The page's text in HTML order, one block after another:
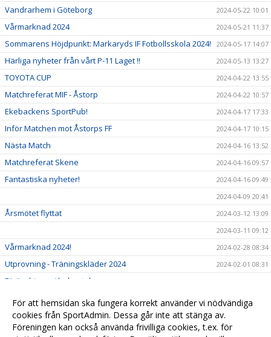
Vandrarhem i Göteborg 2024-05-22 10:01
Vårmarknad 2024 2024-05-21 11:37
Sommarens Höjdpunkt: Markaryds IF Fotbollsskola 2024! 2024-05-17 14:07
Härliga nyheter från vårt P-11 Laget !! 2024-05-13 13:27
TOYOTA CUP 2024-04-22 13:55
Matchreferat MIF - Åstorp 2024-04-22 10:57
Ekebackens SportPub! 2024-04-17 17:33
Inför Matchen mot Åstorps FF 2024-04-17 10:15
Nästa Match 2024-04-16 13:52
Matchreferat Skene 2024-04-16 09:57
Fantastiska nyheter!
2024-04-16 09:49
2024-04-09 20:41
Årsmötet flyttat
2024-03-12 13:09
2024-03-11 09:12
Vårmarknad 2024! 2024-02-28 08:34
Utprovning - Träningskläder 2024 2024-02-01 08:31
Förändringar i ledarstaben
Markaryds IF 2023-11-13 10:47
Årets julklapp 2023-11-13 10:45
Välkommen till vår nya hemsida! 2023-09-25 10:41
För att hemsidan ska fungera korrekt använder vi nödvändiga
cookies från SportAdmin. Dessa går inte att stänga av.
Föreningen kan också använda frivilliga cookies, t.ex. för